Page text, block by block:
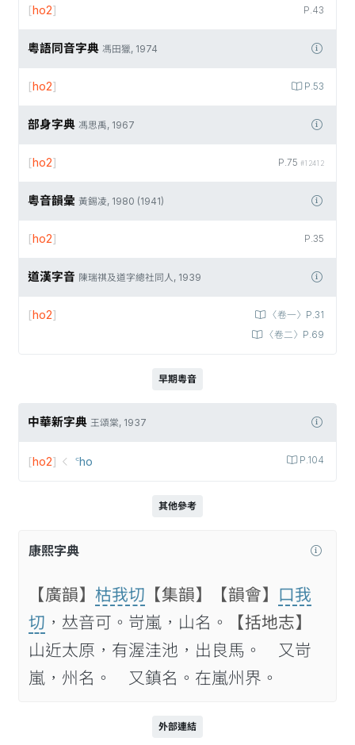
P.43
[ho2]
粵語同音字典 馮田獵, 1974
P.53
[ho2]
部身字典 馮思禹, 1967
P.75 #12412
[ho2]
粵音韻彙 黃錫凌, 1980 (1941)
P.35
[ho2]
道漢字音 陳瑞祺及道字總社同人, 1939
〈卷一〉P.31
〈卷二〉P.69
[ho2]
早期粵音
中華新字典 王頌棠, 1937
P.104
[ho2] ꜂ho
其他參考
康熙字典
【廣韻】 枯我切 【集韻】 【韻會】 口我
切 ，𠀤音可。岢嵐，山名。
【括地志】
山近太原，有渥洼池，出良馬。 又岢
嵐，州名。 又鎮名。在嵐州界。
外部連結